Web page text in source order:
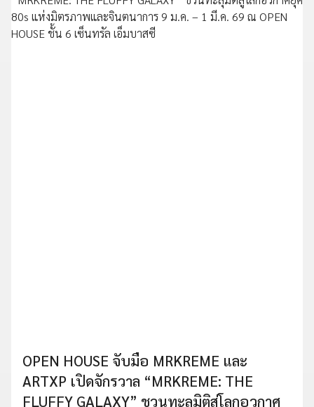
OPEN HOUSE จับมือ MRKREME และ
ARTXP เปิดจักรวาล “MRKREME: THE
FLUFFY GALAXY” ชวนทะลุมิติสู่โลกอวกาศ